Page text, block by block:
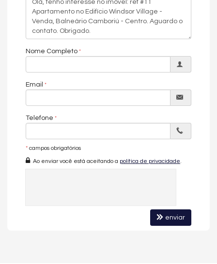
Os valores estão sujeitos a alteração sem aviso prévio.
Galeria de imagens pode conter representações ilustrativas do
imóvel.
Diferenciado
03 Suítes + 1 Closet
Sala de Estar e Jantar
Sacada com Churrasqueira a Carvão
Cozinha
Área de Serviço
03 Vagas de Garagem
Nome Completo
Email
Telefone
* campos obrigatórios
Ao enviar você está aceitando a política de privacidade
enviar